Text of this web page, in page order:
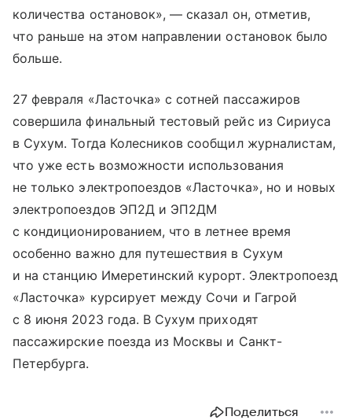
количества остановок», — сказал он, отметив,
что раньше на этом направлении остановок было
больше.
27 февраля «Ласточка» с сотней пассажиров
совершила финальный тестовый рейс из Сириуса
в Сухум. Тогда Колесников сообщил журналистам,
что уже есть возможности использования
не только электропоездов «Ласточка», но и новых
электропоездов ЭП2Д и ЭП2ДМ
с кондиционированием, что в летнее время
особенно важно для путешествия в Сухум
и на станцию Имеретинский курорт. Электропоезд
«Ласточка» курсирует между Сочи и Гагрой
с 8 июня 2023 года. В Сухум приходят
пассажирские поезда из Москвы и Санкт-
Петербурга.
Поделиться